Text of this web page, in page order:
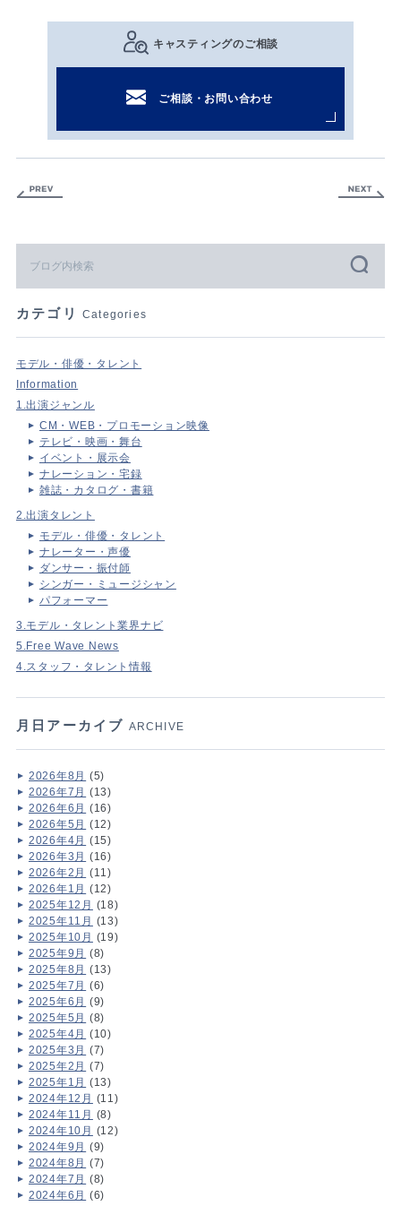
キャスティングのご相談
ご相談・お問い合わせ
カテゴリ Categories
モデル・俳優・タレント
Information
1.出演ジャンル
CM・WEB・プロモーション映像
テレビ・映画・舞台
イベント・展示会
ナレーション・宅録
雑誌・カタログ・書籍
2.出演タレント
モデル・俳優・タレント
ナレーター・声優
ダンサー・振付師
シンガー・ミュージシャン
パフォーマー
3.モデル・タレント業界ナビ
5.Free Wave News
4.スタッフ・タレント情報
月日アーカイブ ARCHIVE
2026年8月 (5)
2026年7月 (13)
2026年6月 (16)
2026年5月 (12)
2026年4月 (15)
2026年3月 (16)
2026年2月 (11)
2026年1月 (12)
2025年12月 (18)
2025年11月 (13)
2025年10月 (19)
2025年9月 (8)
2025年8月 (13)
2025年7月 (6)
2025年6月 (9)
2025年5月 (8)
2025年4月 (10)
2025年3月 (7)
2025年2月 (7)
2025年1月 (13)
2024年12月 (11)
2024年11月 (8)
2024年10月 (12)
2024年9月 (9)
2024年8月 (7)
2024年7月 (8)
2024年6月 (6)